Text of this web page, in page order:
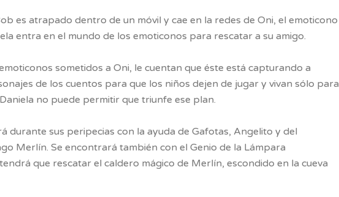
es atrapado dentro de un móvil y cae en la redes de Oni, el emoticono
entra en el mundo de los emoticonos para rescatar a su amigo.
sometidos a Oni, le cuentan que éste está capturando a
de los cuentos para que los niños dejen de jugar y vivan sólo para
no puede permitir que triunfe ese plan.
durante sus peripecias con la ayuda de Gafotas, Angelito y del
Merlín. Se encontrará también con el Genio de la Lámpara
que rescatar el caldero mágico de Merlín, escondido en la cueva